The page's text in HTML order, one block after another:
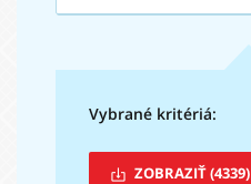
Vybrané kritériá:
ZOBRAZIŤ(4339)